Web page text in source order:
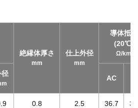
絶縁体厚さ
mm
仕上外径
mm
導体抵抗
(20℃)
Ω/km
径
AC
0.8 2.5 36.7